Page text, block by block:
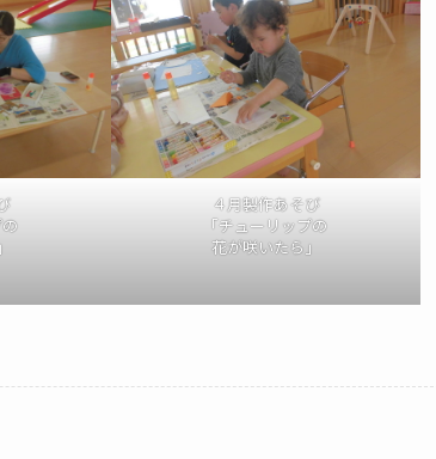
４月製作あそび
「チューリップの
花が咲いたら」